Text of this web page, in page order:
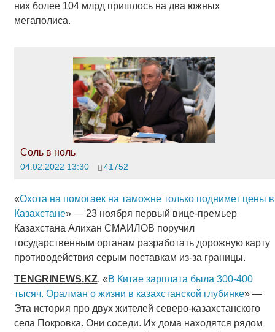
них более 104 млрд пришлось на два южных
мегаполиса.
Соль в ноль
04.02.2022 13:30 41752
«Охота на помогаек на таможне только поднимет цены в
Казахстане» — 23 ноября первый вице-премьер
Казахстана Алихан СМАИЛОВ поручил
государственным органам разработать дорожную карту
противодействия серым поставкам из-за границы.
TENGRINEWS.KZ. «В Китае зарплата была 300-400
тысяч. Оралман о жизни в казахстанской глубинке» —
Эта история про двух жителей северо-казахстанского
села Покровка. Они соседи. Их дома находятся рядом